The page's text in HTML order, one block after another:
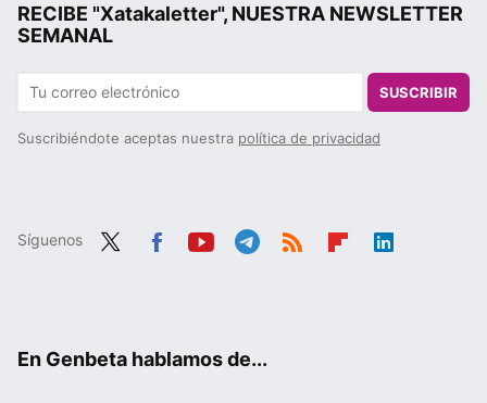
RECIBE "Xatakaletter", NUESTRA NEWSLETTER
SEMANAL
SUSCRIBIR
Suscribiéndote aceptas nuestra política de privacidad
Síguenos
En Genbeta hablamos de...